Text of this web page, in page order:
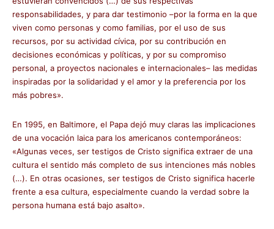
responsabilidades, y para dar testimonio –por la forma en la que
viven como personas y como familias, por el uso de sus
recursos, por su actividad cívica, por su contribución en
decisiones económicas y políticas, y por su compromiso
personal, a proyectos nacionales e internacionales– las medidas
inspiradas por la solidaridad y el amor y la preferencia por los
más pobres».
En 1995, en Baltimore, el Papa dejó muy claras las implicaciones
de una vocación laica para los americanos contemporáneos:
«Algunas veces, ser testigos de Cristo significa extraer de una
cultura el sentido más completo de sus intenciones más nobles
(…). En otras ocasiones, ser testigos de Cristo significa hacerle
frente a esa cultura, especialmente cuando la verdad sobre la
persona humana está bajo asalto».